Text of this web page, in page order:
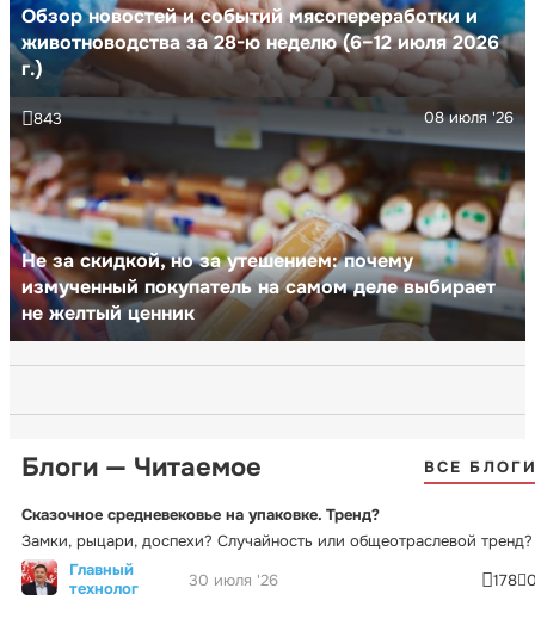
Обзор новостей и событий мясопереработки и
животноводства за 28-ю неделю (6–12 июля 2026
г.)
Не за скидкой, но за утешением: почему
измученный покупатель на самом деле выбирает
не желтый ценник
08 июля '26
843
Блоги — Читаемое ВСЕ
Сказочное средневековье на упаковке. Тренд?
Замки, рыцари, доспехи? Случайность или общеотраслевой тренд?
Главный
технолог
30 июля '26 178